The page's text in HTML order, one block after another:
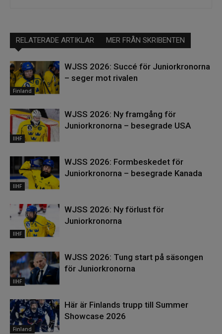
RELATERADE ARTIKLAR MER FRÅN SKRIBENTEN
Finland
WJSS 2026: Succé för Juniorkronorna
– seger mot rivalen
IIHF
WJSS 2026: Ny framgång för
Juniorkronorna – besegrade USA
IIHF
WJSS 2026: Formbeskedet för
Juniorkronorna – besegrade Kanada
IIHF
WJSS 2026: Ny förlust för
Juniorkronorna
IIHF
WJSS 2026: Tung start på säsongen
för Juniorkronorna
Finland
Här är Finlands trupp till Summer
Showcase 2026